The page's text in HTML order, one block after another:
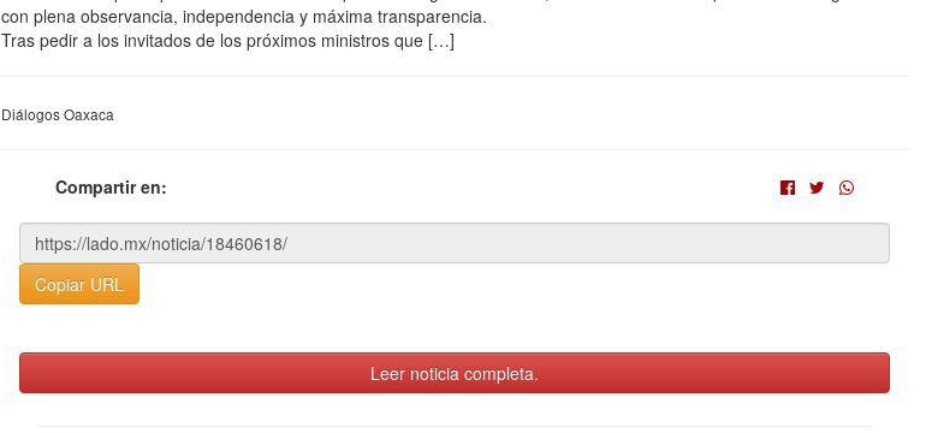
con plena observancia, independencia y máxima transparencia.
Tras pedir a los invitados de los próximos ministros que […]
Diálogos Oaxaca
Compartir en:
Copiar URL
Leer noticia completa.